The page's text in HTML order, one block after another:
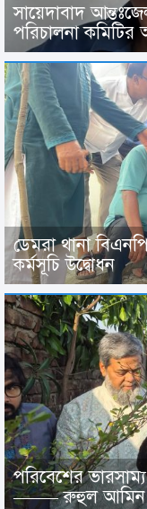
সায়েদাবাদ
পরিচালনা
ডেমরা থানা
কর্মসূচি উদ্বোধন
পরিবেশের
——– রুহুল আমিন